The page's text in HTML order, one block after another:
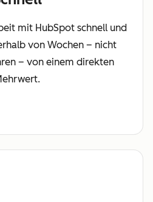
mit HubSpot schnell und
von Wochen – nicht
– von einem direkten